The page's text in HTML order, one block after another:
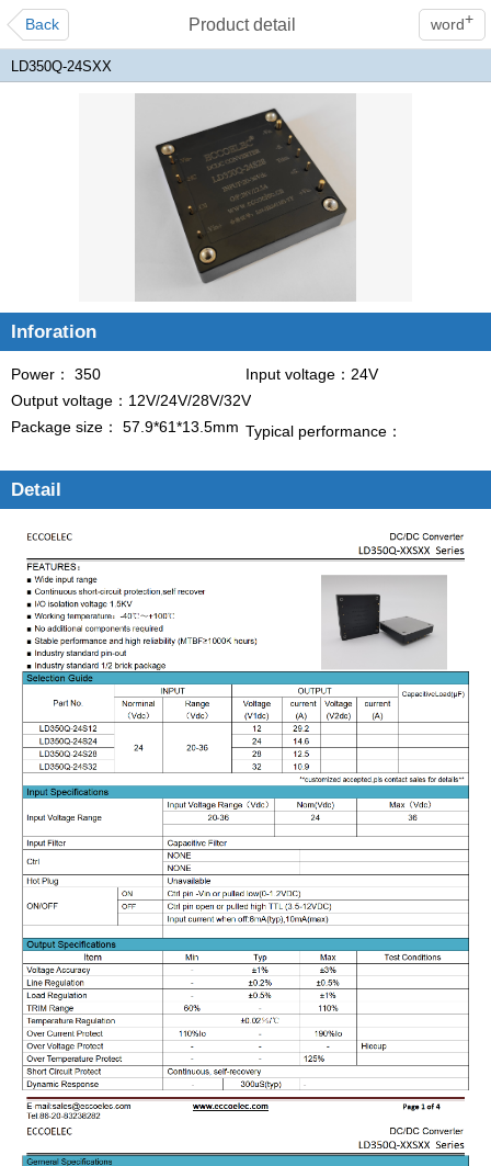
Back Product detail word+
LD350Q-24SXX
Inforation
Power： 350
Input voltage：24V
Output voltage：12V/24V/28V/32V
Package size： 57.9*61*13.5mm Typical performance：
Detail